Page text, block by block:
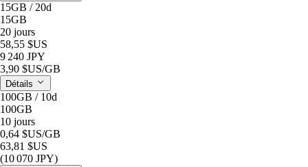
15GB / 20d
15GB
20 jours
58,55 $US
9 240 JPY
3,90 $US/GB
Détails
100GB / 10d
100GB
10 jours
0,64 $US/GB
63,81 $US
(10 070 JPY)